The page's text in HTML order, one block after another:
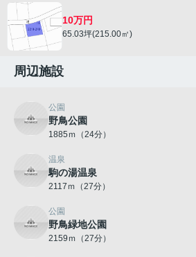
10万円
65.03坪(215.00㎡)
周辺施設
公園
野鳥公園
1885ｍ（24分）
温泉
駒の湯温泉
2117ｍ（27分）
公園
野鳥緑地公園
2159ｍ（27分）